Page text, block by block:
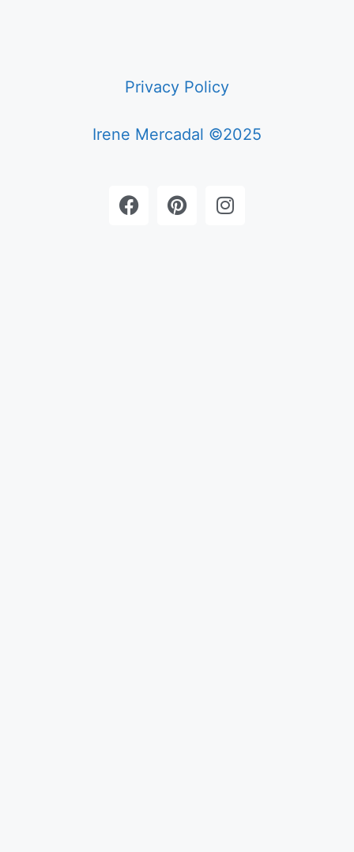
Privacy Policy
Irene Mercadal ©2025